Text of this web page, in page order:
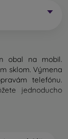
obal na mobil.
sklom. Výmena
telefónu.
jednoducho
v prípade pádu
tvrdeného